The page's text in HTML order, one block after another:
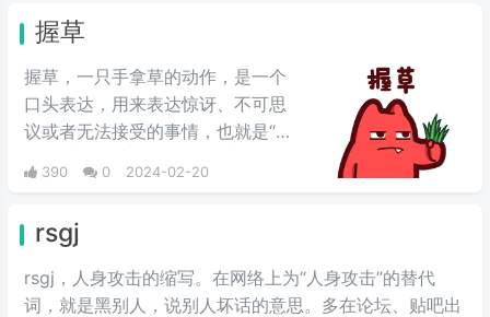
握草
握草，一只手拿草的动作，是一个
口头表达，用来表达惊讶、不可思
议或者无法接受的事情，也就是“无
390 0 2024-02-20
rsgj
rsgj，人身攻击的缩写。在网络上为“人身攻击”的替代
词，就是黑别人，说别人坏话的意思。多在论坛、贴吧出